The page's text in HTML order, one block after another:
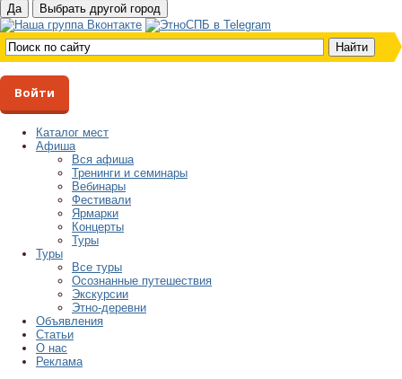
Войти
Каталог мест
Афиша
Вся афиша
Тренинги и семинары
Вебинары
Фестивали
Ярмарки
Концерты
Туры
Туры
Все туры
Осознанные путешествия
Экскурсии
Этно-деревни
Объявления
Статьи
О нас
Реклама